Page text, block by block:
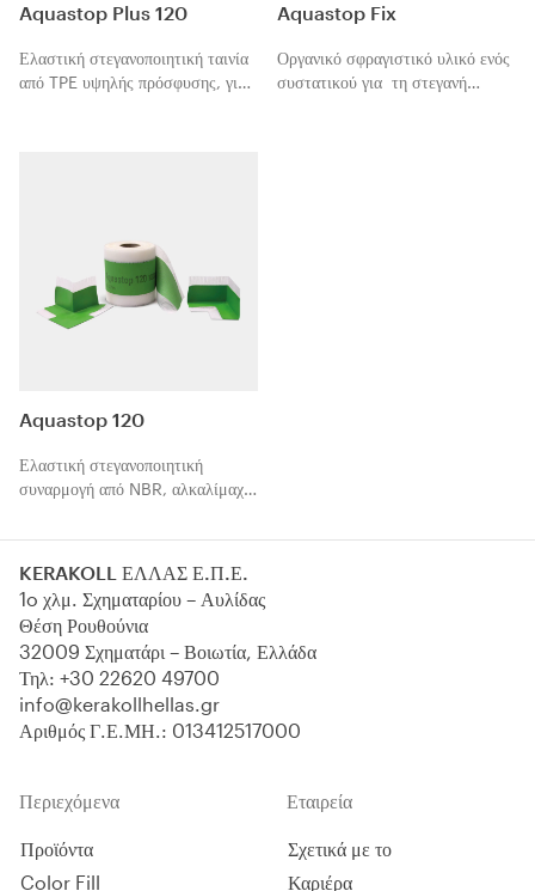
Aquastop Plus 120
Ελαστική στεγανοποιητική ταινία
από TPE υψηλής πρόσφυσης, για
Aquastop Fix
Οργανικό σφραγιστικό υλικό ενός
συστατικού για τη στεγανή
Aquastop 120
Ελαστική στεγανοποιητική
συναρμογή από NBR, αλκαλίμαχη
περιμετρικούς αρμούς και αρμούς
συστήματα Laminato της
Kerakoll, πριν από την
τοποθέτηση με τζελ-συγκολλητικό
υλικό κεραμικών πλακιδίων,
γρανιτοπλακιδίων και φυσικών
λίθων.
KERAKOLL ΕΛΛΑΣ Ε.Π.Ε.
1o χλμ. Σχηματαρίου – Αυλίδας
Θέση Ρουθούνια
32009 Σχηματάρι – Βοιωτία, Ελλάδα
Τηλ: +30 22620 49700
info@kerakollhellas.gr
Αριθμός Γ.Ε.ΜΗ.: 013412517000
Περιεχόμενα
Προϊόντα
Color Fill
Εταιρεία
Σχετικά με το
Καριέρα